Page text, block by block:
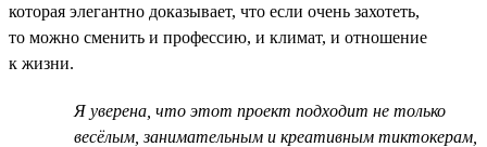
которая элегантно доказывает, что если очень захотеть,
то можно сменить и профессию, и климат, и отношение
к жизни.
Я уверена, что этот проект подходит не только
весёлым, занимательным и креативным тиктокерам,